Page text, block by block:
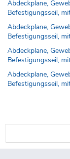
Abdeckplane,
Befestigungsseil,
Abdeckplane,
Befestigungsseil,
Abdeckplane,
Befestigungsseil,
Abdeckplane,
Befestigungsseil,